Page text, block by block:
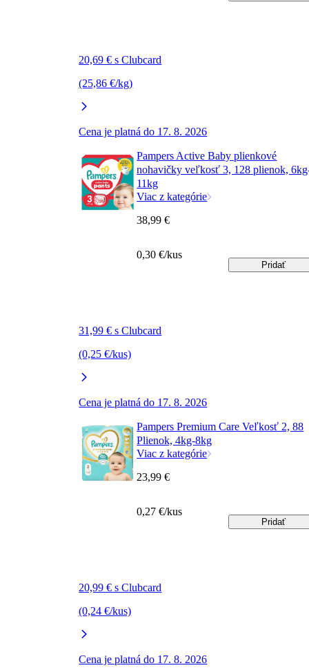
20,69 € s Clubcard
(25,86 €/kg)
Cena je platná do 17. 8. 2026
Pampers Active Baby plienkové
nohavičky veľkosť 3, 128 plienok,
11kg
Viac z kategórie
31,99 € s Clubcard
(0,25 €/kus)
Cena je platná do 17. 8. 2026
38,99 €
0,30 €/kus
Pridať
Pampers Premium Care Veľkosť 2, 88
Plienok, 4kg-8kg
Viac z kategórie
20,99 € s Clubcard
(0,24 €/kus)
Cena je platná do 17. 8. 2026
23,99 €
0,27 €/kus
Pridať